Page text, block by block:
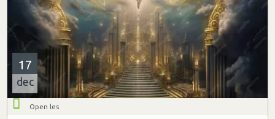
17
dec
Open les